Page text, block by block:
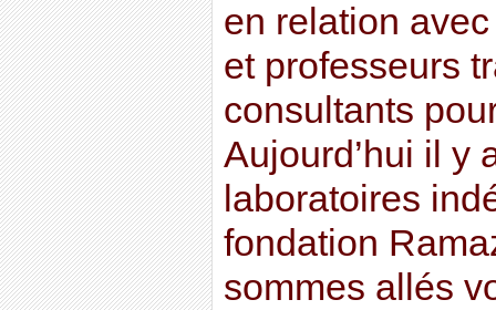
en relation
et professeurs
consultants
Aujourd’hui il y
laboratoires
fondation
sommes allés